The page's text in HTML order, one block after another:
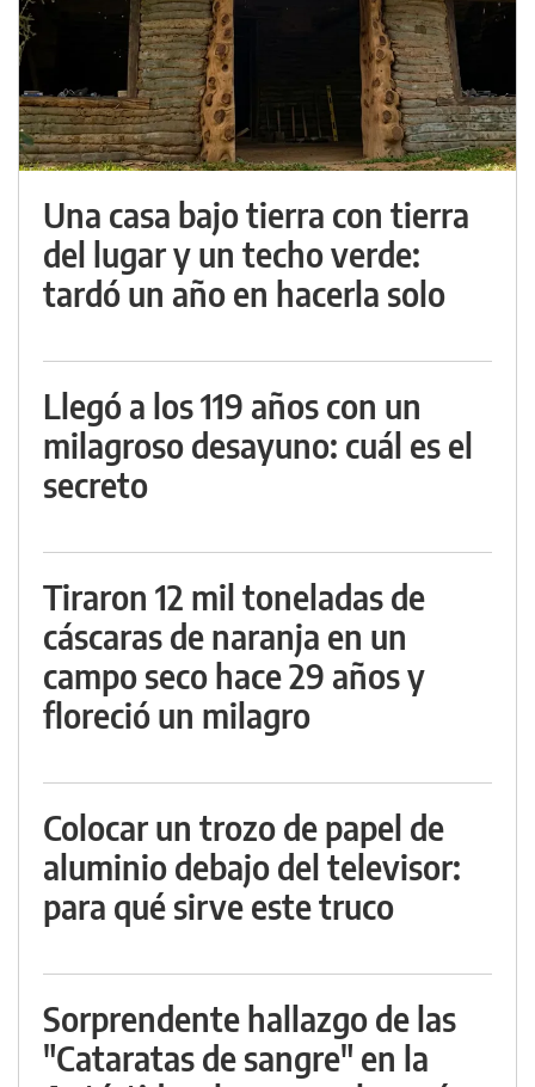
Una casa bajo tierra con tierra
del lugar y un techo verde:
tardó un año en hacerla solo
Llegó a los 119 años con un
milagroso desayuno: cuál es el
secreto
Tiraron 12 mil toneladas de
cáscaras de naranja en un
campo seco hace 29 años y
floreció un milagro
Colocar un trozo de papel de
aluminio debajo del televisor:
para qué sirve este truco
Sorprendente hallazgo de las
"Cataratas de sangre" en la